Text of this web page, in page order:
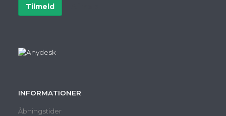
Tilmeld
INFORMATIONER
Åbningstider